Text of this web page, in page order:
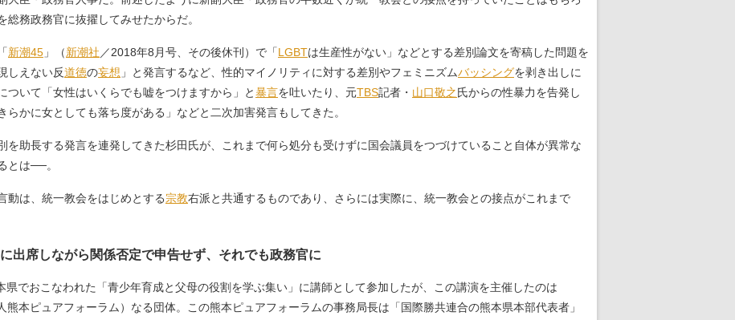
総務政務官に抜擢してみせたからだ。
新潮45 」（新潮社 ／2018年8月号、その後休刊）で「LGBTは生産性がない」などとする差別論文を寄稿した問題を
しえない反道徳の妄想 」と発言するなど、性的マイノリティに対する差別やフェミニズムバッシングを剥き出しに
ついて「女性はいくらでも嘘をつけますから」と暴言を吐いたり、元TBS記者・ 山口敬之氏からの性暴力を告発し
らかに女としても落ち度がある」などと二次加害発言もしてきた。
助長する発言を連発してきた杉田氏が、これまで何ら処分も受けずに国会議員をつづけていること自体が異常な
とは──。
は、統一教会をはじめとする宗教右派と共通するものであり、さらには実際に、統一教会との接点がこれまで
出席しながら関係否定で申告せず、それでも政務官に
でおこなわれた「青少年育成と父母の役割を学ぶ集い」に講師として参加したが、この講演を主催したのは
熊本ピュアフォーラム）なる団体。この熊本ピュアフォーラムの事務局長は「国際勝共連合の熊本県本部代表者」